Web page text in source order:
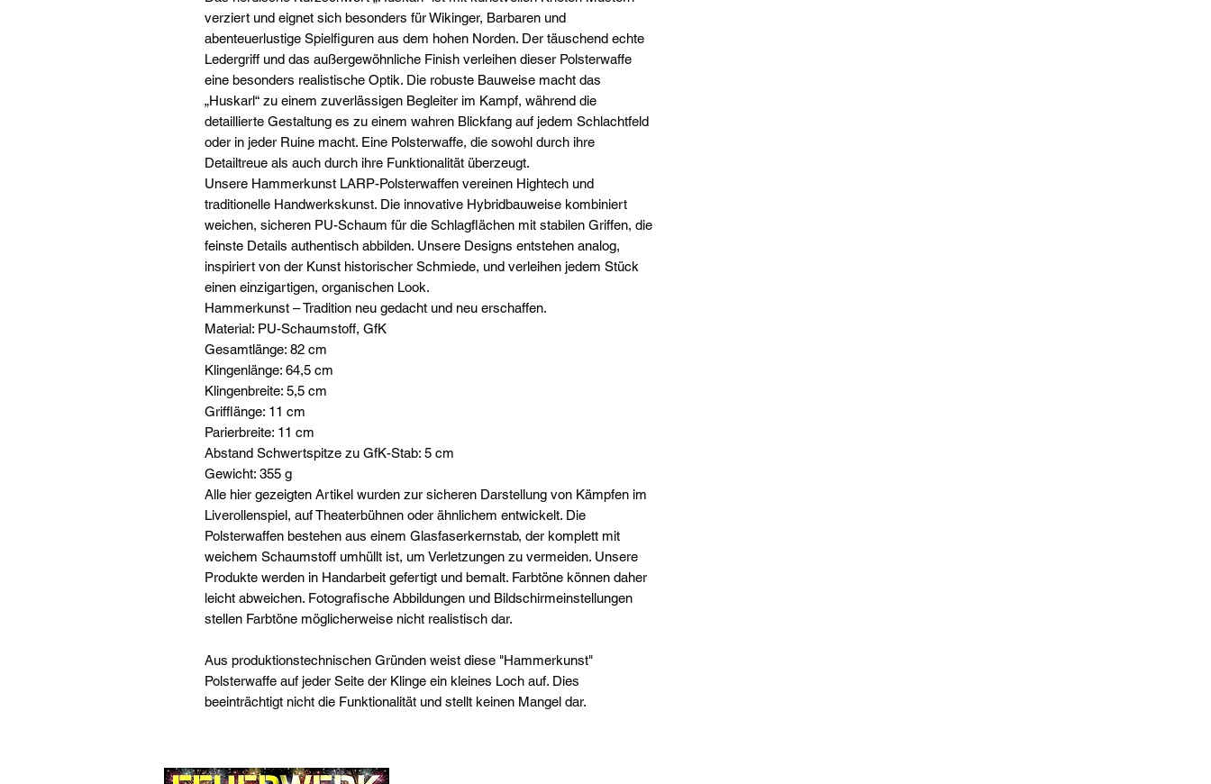
verziert und eignet sich besonders für Wikinger, Barbaren und
abenteuerlustige Spielfiguren aus dem hohen Norden. Der täuschend echte
Ledergriff und das außergewöhnliche Finish verleihen dieser Polsterwaffe
eine besonders realistische Optik. Die robuste Bauweise macht das
„Huskarl“ zu einem zuverlässigen Begleiter im Kampf, während die
detaillierte Gestaltung es zu einem wahren Blickfang auf jedem Schlachtfeld
oder in jeder Ruine macht. Eine Polsterwaffe, die sowohl durch ihre
Detailtreue als auch durch ihre Funktionalität überzeugt.
Unsere Hammerkunst LARP-Polsterwaffen vereinen Hightech und
traditionelle Handwerkskunst. Die innovative Hybridbauweise kombiniert
weichen, sicheren PU-Schaum für die Schlagflächen mit stabilen Griffen, die
feinste Details authentisch abbilden. Unsere Designs entstehen analog,
inspiriert von der Kunst historischer Schmiede, und verleihen jedem Stück
einen einzigartigen, organischen Look.
Hammerkunst – Tradition neu gedacht und neu erschaffen.
Material: PU-Schaumstoff, GfK
Gesamtlänge: 82 cm
Klingenlänge: 64,5 cm
Klingenbreite: 5,5 cm
Grifflänge: 11 cm
Parierbreite: 11 cm
Abstand Schwertspitze zu GfK-Stab: 5 cm
Gewicht: 355 g
Alle hier gezeigten Artikel wurden zur sicheren Darstellung von Kämpfen im
Liverollenspiel, auf Theaterbühnen oder ähnlichem entwickelt. Die
Polsterwaffen bestehen aus einem Glasfaserkernstab, der komplett mit
weichem Schaumstoff umhüllt ist, um Verletzungen zu vermeiden. Unsere
Produkte werden in Handarbeit gefertigt und bemalt. Farbtöne können daher
leicht abweichen. Fotografische Abbildungen und Bildschirmeinstellungen
stellen Farbtöne möglicherweise nicht realistisch dar.
Aus produktionstechnischen Gründen weist diese "Hammerkunst"
Polsterwaffe auf jeder Seite der Klinge ein kleines Loch auf. Dies
beeinträchtigt nicht die Funktionalität und stellt keinen Mangel dar.